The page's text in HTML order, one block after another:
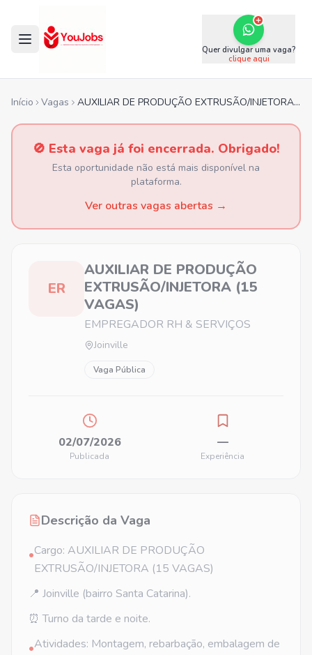
Quer divulgar uma vaga?
clique aqui
Início Vagas AUXILIAR DE PRODUÇÃO EXTRUSÃO/INJETORA (15 VAGAS)
🚫 Esta vaga já foi encerrada. Obrigado!
Esta oportunidade não está mais disponível na
plataforma.
Ver outras vagas abertas →
ER
AUXILIAR DE PRODUÇÃO
EXTRUSÃO/INJETORA (15
VAGAS)
EMPREGADOR RH & SERVIÇOS
Joinville
Vaga Pública
02/07/2026
Publicada
—
Experiência
Descrição da Vaga
•Cargo: AUXILIAR DE PRODUÇÃO
EXTRUSÃO/INJETORA (15 VAGAS)
📍 Joinville (bairro Santa Catarina).
⏰ Turno da tarde e noite.
•Atividades: Montagem, rebarbação, embalagem de